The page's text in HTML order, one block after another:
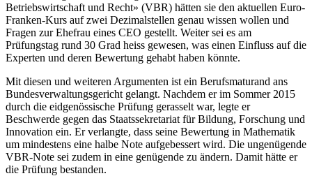
Betriebswirtschaft und Recht» (VBR) hätten sie den aktuellen Euro-
Franken-Kurs auf zwei Dezimalstellen genau wissen wollen und
Fragen zur Ehefrau eines CEO gestellt. Weiter sei es am
Prüfungstag rund 30 Grad heiss gewesen, was einen Einfluss auf die
Experten und deren Bewertung gehabt haben könnte.
Mit diesen und weiteren Argumenten ist ein Berufsmaturand ans
Bundesverwaltungsgericht gelangt. Nachdem er im Sommer 2015
durch die eidgenössische Prüfung gerasselt war, legte er
Beschwerde gegen das Staatssekretariat für Bildung, Forschung und
Innovation ein. Er verlangte, dass seine Bewertung in Mathematik
um mindestens eine halbe Note aufgebessert wird. Die ungenügende
VBR-Note sei zudem in eine genügende zu ändern. Damit hätte er
die Prüfung bestanden.